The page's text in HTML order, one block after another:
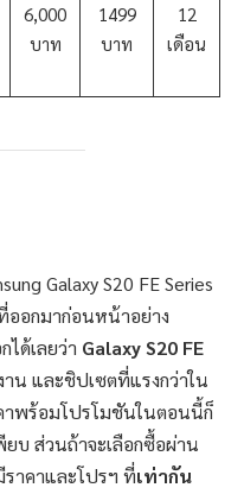
6,000
บาท
1499
บาท
12
เดือน
Galaxy S20 FE Series
ออกมาก่อนหน้าอย่าง
ได้เลยว่า Galaxy S20 FE
าน และชิปเซตที่แรงกว่าใน
าพร้อมโปรโมชันในตอนนี้ก็
บ ส่วนถ้าจะเลือกซื้อผ่าน
ราคาและโปรฯ ที่เท่ากัน